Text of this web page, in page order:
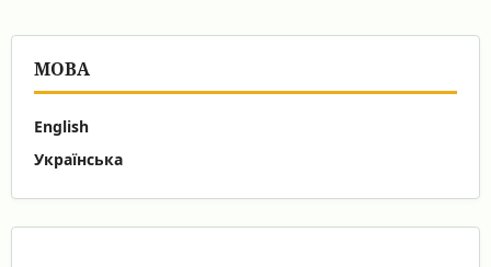
МОВА
English
Українська